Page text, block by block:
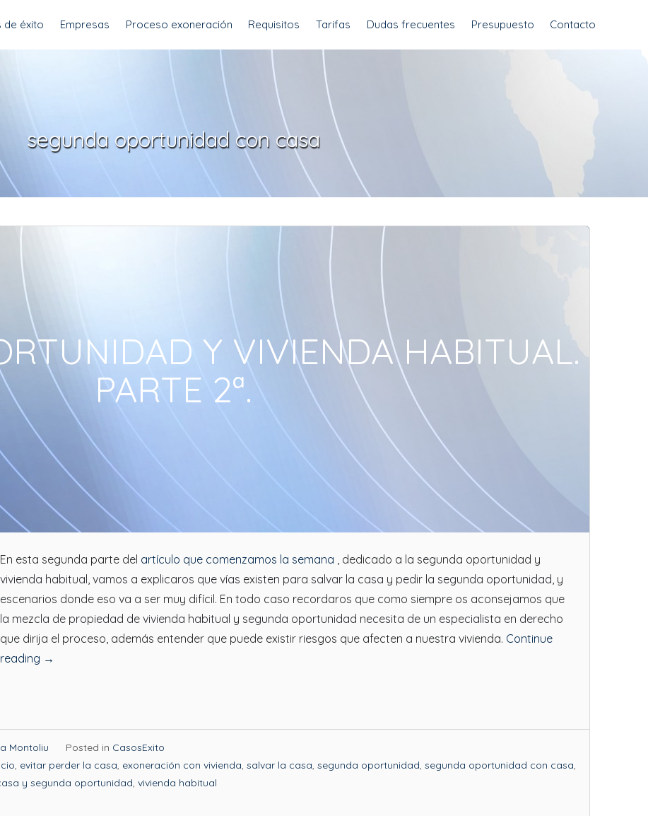
segunda oportunidad con casa
Y VIVIENDA HABITUAL.
PARTE 2ª.
En esta segunda parte del artículo que comenzamos la semana , dedicado a la segunda oportunidad y
vivienda habitual, vamos a explicaros que vías existen para salvar la casa y pedir la segunda oportunidad, y
escenarios donde eso va a ser muy difícil. En todo caso recordaros que como siempre os aconsejamos que
la mezcla de propiedad de vivienda habitual y segunda oportunidad necesita de un especialista en derecho
que dirija el proceso, además entender que puede existir riesgos que afecten a nuestra vivienda. Continue
reading →
Montoliu Posted in CasosExito
, evitar perder la casa, exoneración con vivienda, salvar la casa, segunda oportunidad, segunda oportunidad con casa,
y segunda oportunidad, vivienda habitual
de éxito Empresas Proceso exoneración Requisitos Tarifas Dudas frecuentes Presupuesto Contacto